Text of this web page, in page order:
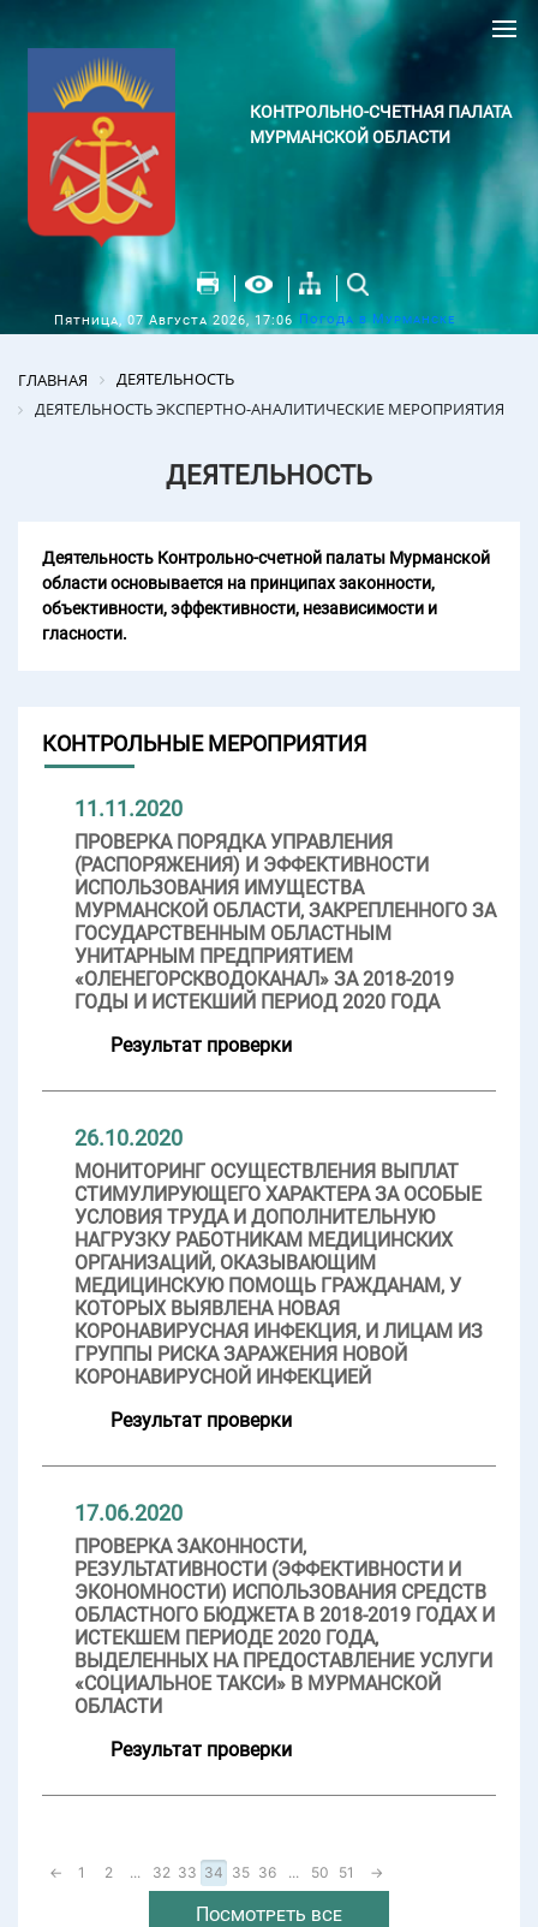
КОНТРОЛЬНО-СЧЕТНАЯ ПАЛАТА
МУРМАНСКОЙ ОБЛАСТИ
Пятница, 07 Августа 2026, 17:06 Погода в Мурманске
ГЛАВНАЯ
ДЕЯТЕЛЬНОСТЬ
ДЕЯТЕЛЬНОСТЬ ЭКСПЕРТНО-АНАЛИТИЧЕСКИЕ МЕРОПРИЯТИЯ
ДЕЯТЕЛЬНОСТЬ
Деятельность Контрольно-счетной палаты Мурманской
области основывается на принципах законности,
объективности, эффективности, независимости и
гласности.
КОНТРОЛЬНЫЕ МЕРОПРИЯТИЯ
11.11.2020
ПРОВЕРКА ПОРЯДКА УПРАВЛЕНИЯ
(РАСПОРЯЖЕНИЯ) И ЭФФЕКТИВНОСТИ
ИСПОЛЬЗОВАНИЯ ИМУЩЕСТВА
МУРМАНСКОЙ ОБЛАСТИ, ЗАКРЕПЛЕННОГО ЗА
ГОСУДАРСТВЕННЫМ ОБЛАСТНЫМ
УНИТАРНЫМ ПРЕДПРИЯТИЕМ
«ОЛЕНЕГОРСКВОДОКАНАЛ» ЗА 2018-2019
ГОДЫ И ИСТЕКШИЙ ПЕРИОД 2020 ГОДА
Результат проверки
26.10.2020
МОНИТОРИНГ ОСУЩЕСТВЛЕНИЯ ВЫПЛАТ
СТИМУЛИРУЮЩЕГО ХАРАКТЕРА ЗА ОСОБЫЕ
УСЛОВИЯ ТРУДА И ДОПОЛНИТЕЛЬНУЮ
НАГРУЗКУ РАБОТНИКАМ МЕДИЦИНСКИХ
ОРГАНИЗАЦИЙ, ОКАЗЫВАЮЩИМ
МЕДИЦИНСКУЮ ПОМОЩЬ ГРАЖДАНАМ, У
КОТОРЫХ ВЫЯВЛЕНА НОВАЯ
КОРОНАВИРУСНАЯ ИНФЕКЦИЯ, И ЛИЦАМ ИЗ
ГРУППЫ РИСКА ЗАРАЖЕНИЯ НОВОЙ
КОРОНАВИРУСНОЙ ИНФЕКЦИЕЙ
Результат проверки
17.06.2020
ПРОВЕРКА ЗАКОННОСТИ,
РЕЗУЛЬТАТИВНОСТИ (ЭФФЕКТИВНОСТИ И
ЭКОНОМНОСТИ) ИСПОЛЬЗОВАНИЯ СРЕДСТВ
ОБЛАСТНОГО БЮДЖЕТА В 2018-2019 ГОДАХ И
ИСТЕКШЕМ ПЕРИОДЕ 2020 ГОДА,
ВЫДЕЛЕННЫХ НА ПРЕДОСТАВЛЕНИЕ УСЛУГИ
«СОЦИАЛЬНОЕ ТАКСИ» В МУРМАНСКОЙ
ОБЛАСТИ
Результат проверки
← 1 2 ... 32 33 34 35 36 ... 50 51 →
Посмотреть все